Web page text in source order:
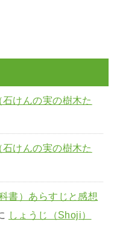
けんの実の樹木た
けんの実の樹木た
書）あらすじと感想
しょうじ（Shoji）